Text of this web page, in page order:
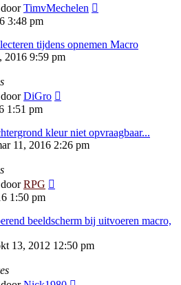
doorTimvMechelen
3:48 pm
tijdens opnemen Macro
2016 9:59 pm
doorDiGro
1:51 pm
kleur niet opvraagbaar...
11, 2016 2:26 pm
doorRPG
1:50 pm
beeldscherm bij uitvoeren macro,
13, 2012 12:50 pm